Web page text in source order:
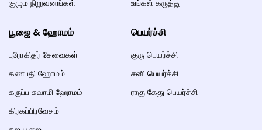
குழும நிறுவனங்கள்
உங்கள் கருத்து
பூஜை & ஹோமம்
புரோகிதர் சேவைகள்
கணபதி ஹோமம்
கருப்ப சுவாமி ஹோமம்
கிரகப்பிரவேசம்
பெயர்ச்சி
குரு பெயர்ச்சி
சனி பெயர்ச்சி
ராகு கேது பெயர்ச்சி